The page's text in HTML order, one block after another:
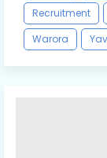
Recruitment
Warora